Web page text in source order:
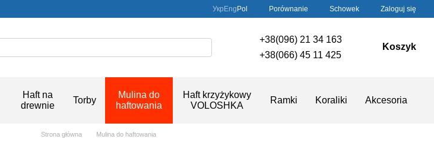
Укр Eng Pol Porównanie Schowek Zaloguj się
+38(096) 21 34 163
+38(066) 45 11 425
Koszyk
Haft na
drewnie
Torby
Mulina do
haftowania
Haft krzyżykowy
VOLOSHKA
Ramki Koraliki Akcesoria
Strona główna Mulina do haftowania